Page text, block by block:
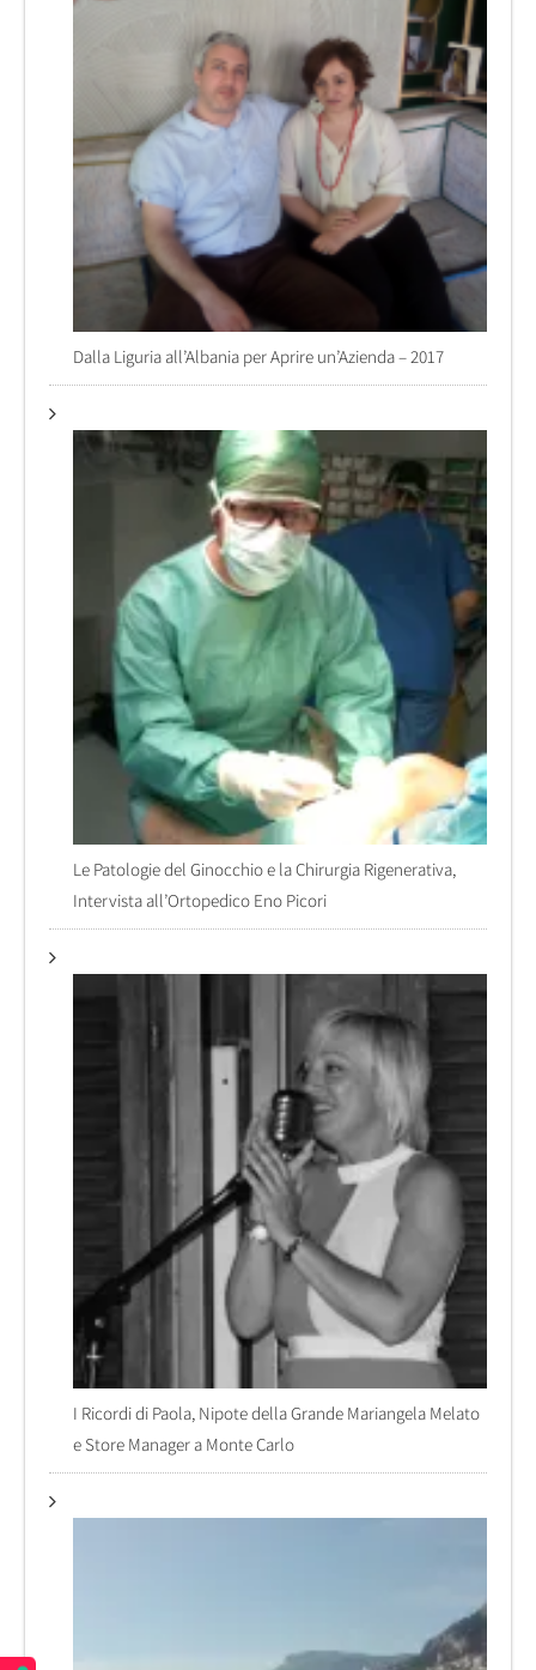
Dalla Liguria all’Albania per Aprire un’Azienda – 2017
Le Patologie del Ginocchio e la Chirurgia Rigenerativa,
Intervista all’Ortopedico Eno Picori
I Ricordi di Paola, Nipote della Grande Mariangela Melato
e Store Manager a Monte Carlo